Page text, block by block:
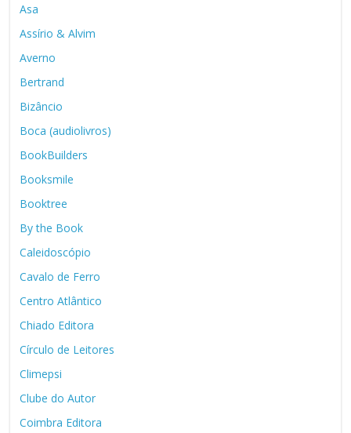
Asa
Assírio & Alvim
Averno
Bertrand
Bizâncio
Boca (audiolivros)
BookBuilders
Booksmile
Booktree
By the Book
Caleidoscópio
Cavalo de Ferro
Centro Atlântico
Chiado Editora
Círculo de Leitores
Climepsi
Clube do Autor
Coimbra Editora